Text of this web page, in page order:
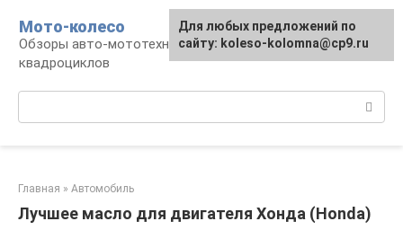
контенту
Мото-колесо
Обзоры авто-мототехники, снегоходов,
квадроциклов
Главная » Автомобиль
Лучшее масло для двигателя Хонда (Honda)
Для любых предложений по
сайту: koleso-kolomna@cp9.ru